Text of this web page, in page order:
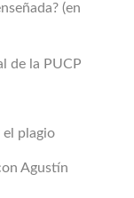
(en
de la PUCP
el plagio
Agustín